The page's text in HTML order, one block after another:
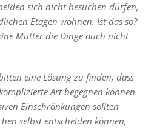
sich nicht besuchen dürfen,
Etagen wohnen. Ist das so?
Mutter die Dinge auch nicht
eine Lösung zu finden, dass
Art begegnen können.
Einschränkungen sollten
selbst entscheiden können,